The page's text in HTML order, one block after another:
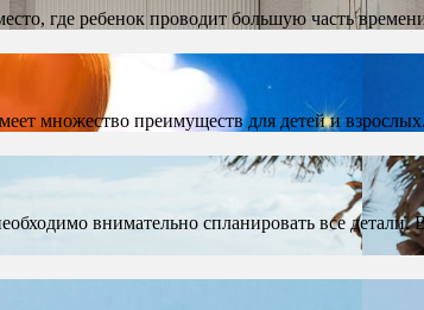
где ребенок проводит большую часть
множество преимуществ для детей и
внимательно спланировать все детали.